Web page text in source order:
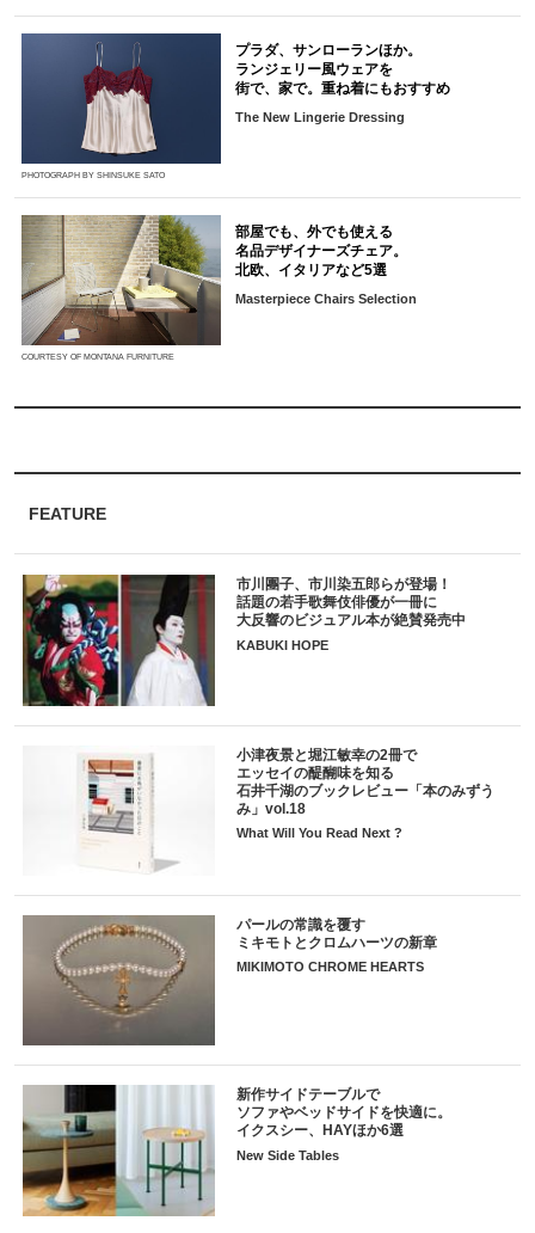
FEATURE
市川團子、市川染五郎らが登場！
話題の若手歌舞伎俳優が一冊に
大反響のビジュアル本が絶賛発売中
KABUKI HOPE
小津夜景と堀江敏幸の2冊で
エッセイの醍醐味を知る
石井千湖のブックレビュー「本のみずう
み」vol.18
What Will You Read Next ?
パールの常識を覆す
ミキモトとクロムハーツの新章
MIKIMOTO CHROME HEARTS
新作サイドテーブルで
ソファやベッドサイドを快適に。
イクスシー、HAYほか6選
New Side Tables
PHOTOGRAPH BY SHINSUKE SATO
プラダ、サンローランほか。
ランジェリー風ウェアを
街で、家で。重ね着にもおすすめ
The New Lingerie Dressing
COURTESY OF MONTANA FURNITURE
部屋でも、外でも使える
名品デザイナーズチェア。
北欧、イタリアなど5選
Masterpiece Chairs Selection